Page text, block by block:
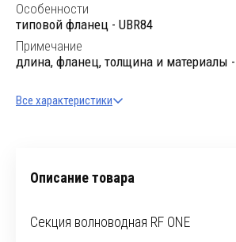
Особенности
типовой фланец - UBR84
Примечание
длина, фланец, толщина и материалы
Все характеристики
Описание товара
Секция волноводная RF ONE